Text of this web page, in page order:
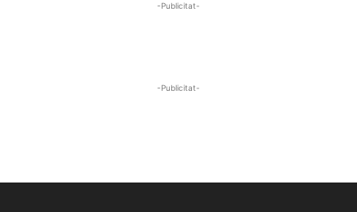
-Publicitat-
-Publicitat-